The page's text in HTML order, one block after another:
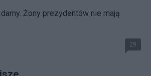
Żony prezydentów nie mają
29